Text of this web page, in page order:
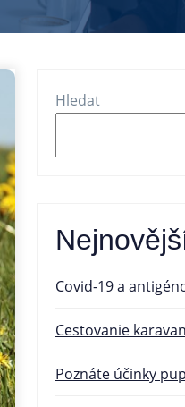
Hledat
Covid-19 a
Cestovanie
Poznáte účinky